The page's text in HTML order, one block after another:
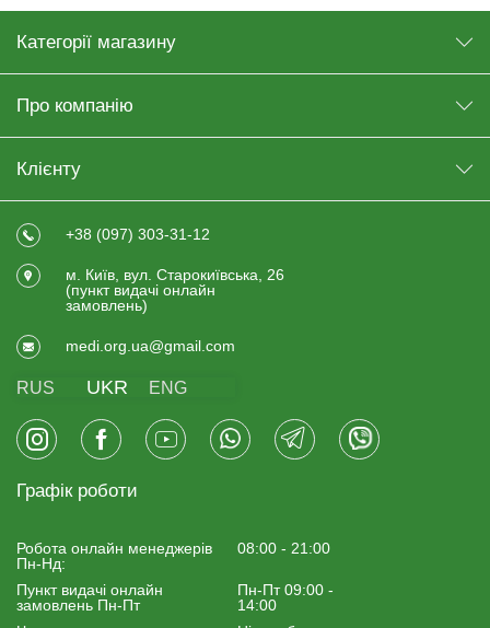
Категорії магазину
Про компанію
Клієнту
+38 (097) 303-31-12
м. Київ, вул. Старокиївська, 26
(пункт видачi онлайн
замовлень)
medi.org.ua@gmail.com
RUS UKR ENG
Графік роботи
Робота онлайн менеджерiв
Пн-Нд:
08:00 - 21:00
Пункт видачі онлайн
замовлень Пн-Пт
Пн-Пт 09:00 -
14:00